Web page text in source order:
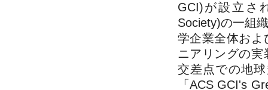
GCI)が設立さ
Society)の一組
学企業全体およ
ニアリングの
交差点での地
「ACS GCI's